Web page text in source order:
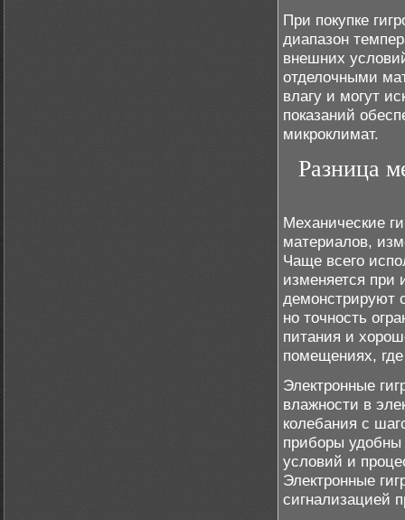
При покупке
диапазон
внешних
отделочными
влагу и могут
показаний
микроклимат.
Разница
Механические
материалов,
Чаще всего
изменяется при
демонстрируют
но точность
питания и
помещениях,
Электронные
влажности в
колебания с
приборы удобны
условий и
Электронные
сигнализацией